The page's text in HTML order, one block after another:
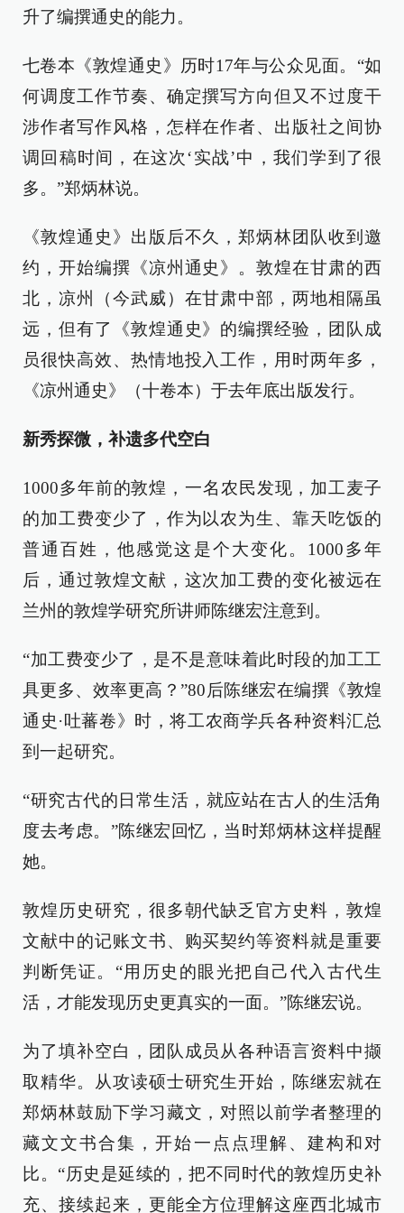
升了编撰通史的能力。
七卷本《敦煌通史》历时17年与公众见面。“如
何调度工作节奏、确定撰写方向但又不过度干
涉作者写作风格，怎样在作者、出版社之间协
调回稿时间，在这次‘实战’中，我们学到了很
多。”郑炳林说。
《敦煌通史》出版后不久，郑炳林团队收到邀
约，开始编撰《凉州通史》。敦煌在甘肃的西
北，凉州（今武威）在甘肃中部，两地相隔虽
远，但有了《敦煌通史》的编撰经验，团队成
员很快高效、热情地投入工作，用时两年多，
《凉州通史》（十卷本）于去年底出版发行。
新秀探微，补遗多代空白
1000多年前的敦煌，一名农民发现，加工麦子
的加工费变少了，作为以农为生、靠天吃饭的
普通百姓，他感觉这是个大变化。1000多年
后，通过敦煌文献，这次加工费的变化被远在
兰州的敦煌学研究所讲师陈继宏注意到。
“加工费变少了，是不是意味着此时段的加工工
具更多、效率更高？”80后陈继宏在编撰《敦煌
通史·吐蕃卷》时，将工农商学兵各种资料汇总
到一起研究。
“研究古代的日常生活，就应站在古人的生活角
度去考虑。”陈继宏回忆，当时郑炳林这样提醒
她。
敦煌历史研究，很多朝代缺乏官方史料，敦煌
文献中的记账文书、购买契约等资料就是重要
判断凭证。“用历史的眼光把自己代入古代生
活，才能发现历史更真实的一面。”陈继宏说。
为了填补空白，团队成员从各种语言资料中撷
取精华。从攻读硕士研究生开始，陈继宏就在
郑炳林鼓励下学习藏文，对照以前学者整理的
藏文文书合集，开始一点点理解、建构和对
比。“历史是延续的，把不同时代的敦煌历史补
充、接续起来，更能全方位理解这座西北城市